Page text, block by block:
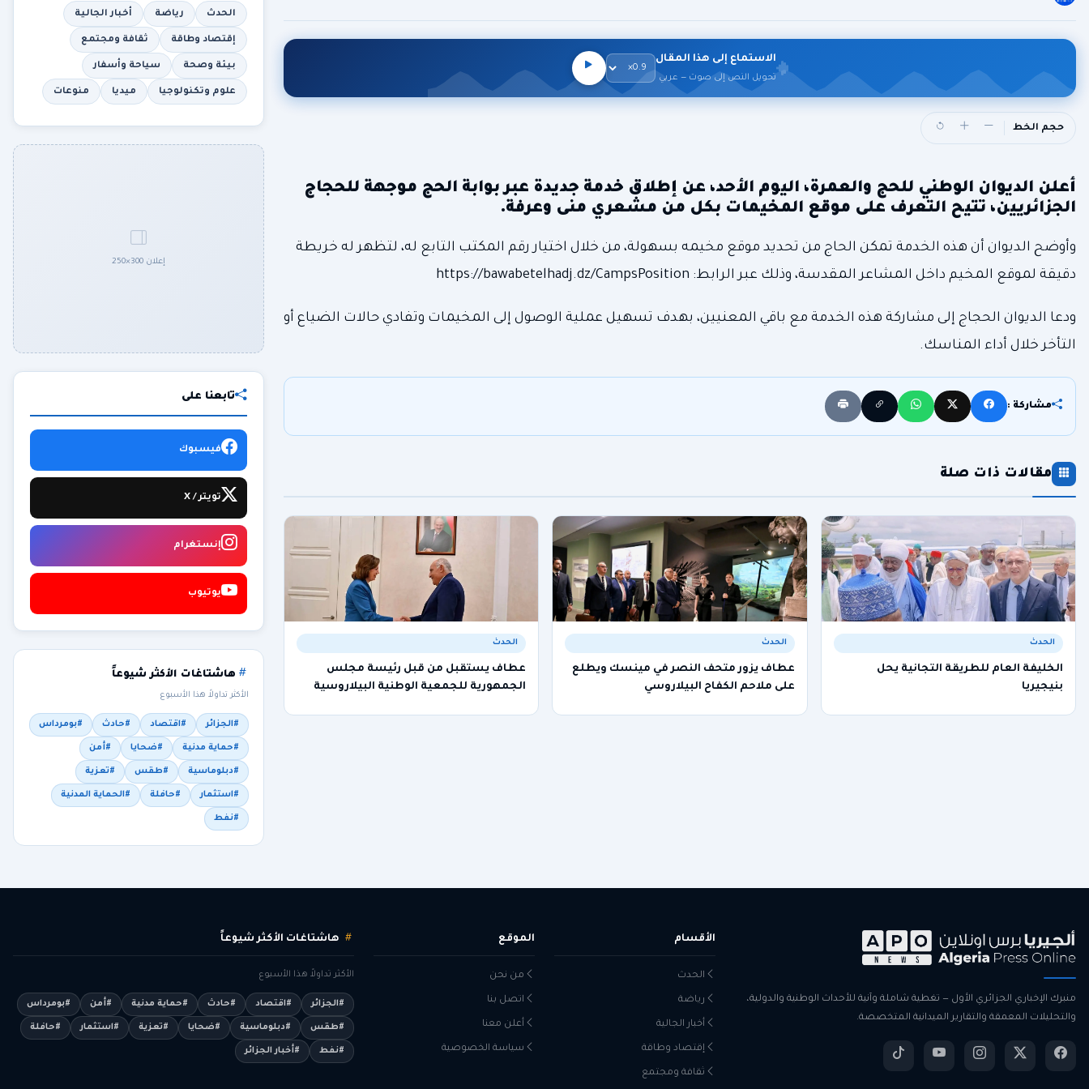
الاستماع إلى هذا المقال
تحويل النص إلى صوت — عربي
حجم الخط
أعلن الديوان الوطني للحج والعمرة، اليوم الأحد، عن إطلاق خدمة جديدة عبر بوابة الحج موجهة للحجاج
الجزائريين، تتيح التعرف على موقع المخيمات بكل من مشعري منى وعرفة.
وأوضح الديوان أن هذه الخدمة تمكن الحاج من تحديد موقع مخيمه بسهولة، من خلال اختيار رقم المكتب التابع له، لتظهر له خريطة
دقيقة لموقع المخيم داخل المشاعر المقدسة، وذلك عبر الرابط: https://bawabetelhadj.dz/CampsPosition
ودعا الديوان الحجاج إلى مشاركة هذه الخدمة مع باقي المعنيين، بهدف تسهيل عملية الوصول إلى المخيمات وتفادي حالات الضياع أو
التأخر خلال أداء المناسك.
مشاركة :
مقالات ذات صلة
الحدث
الخليفة العام للطريقة التجانية يحل
بنيجيريا
الحدث
عطاف يزور متحف النصر في مينسك ويطلع
على ملاحم الكفاح البيلاروسي
الحدث
عطاف يستقبل من قبل رئيسة مجلس
الجمهورية للجمعية الوطنية البيلاروسية
الحدث رياضة أخبار الجالية
إقتصاد وطاقة ثقافة ومجتمع
بيئة وصحة سياحة وأسفار
علوم وتكنولوجيا ميديا منوعات
إعلان 300×250
تابعنا على
فيسبوك
تويتر / X
إنستغرام
يوتيوب
هاشتاغات الأكثر شيوعاً
الأكثر تداولاً هذا الأسبوع
#الجزائر #اقتصاد #حادث #بومرداس
#حماية مدنية #ضحايا #أمن
#دبلوماسية #طقس #تعزية
#استثمار #حافلة #الحماية المدنية
#نفط
منبرك الإخباري الجزائري الأول — تغطية شاملة وآنية للأحداث الوطنية والدولية،
والتحليلات المعمقة والتقارير الميدانية المتخصصة.
الأقسام
الحدث
رياضة
أخبار الجالية
إقتصاد وطاقة
ثقافة ومجتمع
الموقع
من نحن
اتصل بنا
أعلن معنا
سياسة الخصوصية
هاشتاغات الأكثر شيوعاً
الأكثر تداولاً هذا الأسبوع
#الجزائر #اقتصاد #حادث #حماية مدنية #أمن #بومرداس
#طقس #دبلوماسية #ضحايا #تعزية #استثمار #حافلة
#نفط #أخبار الجزائر